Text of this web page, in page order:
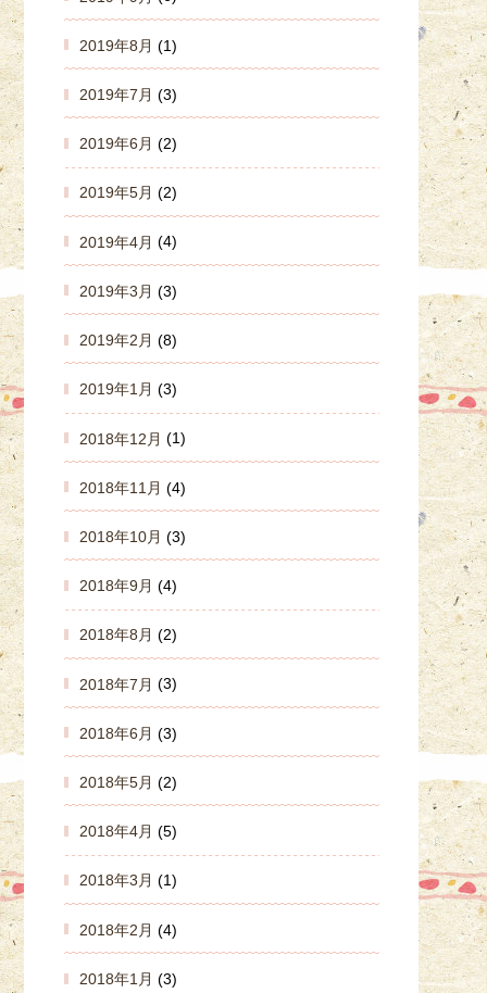
2019年8月 (1)
2019年7月 (3)
2019年6月 (2)
2019年5月 (2)
2019年4月 (4)
2019年3月 (3)
2019年2月 (8)
2019年1月 (3)
2018年12月 (1)
2018年11月 (4)
2018年10月 (3)
2018年9月 (4)
2018年8月 (2)
2018年7月 (3)
2018年6月 (3)
2018年5月 (2)
2018年4月 (5)
2018年3月 (1)
2018年2月 (4)
2018年1月 (3)